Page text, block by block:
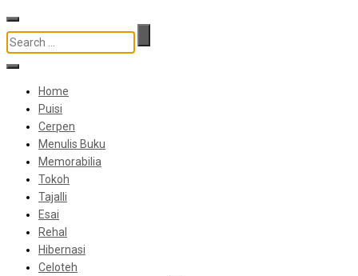
Home
Puisi
Cerpen
Menulis Buku
Memorabilia
Tokoh
Tajalli
Esai
Rehal
Hibernasi
Celoteh